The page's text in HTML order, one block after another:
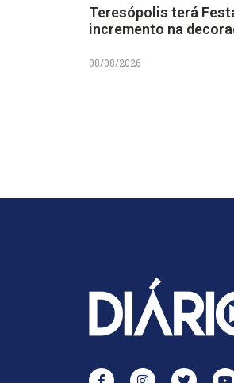
Teresópolis terá
incremento na
08/08/2026